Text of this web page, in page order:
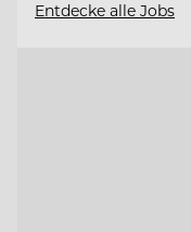
Entdecke alle Jobs